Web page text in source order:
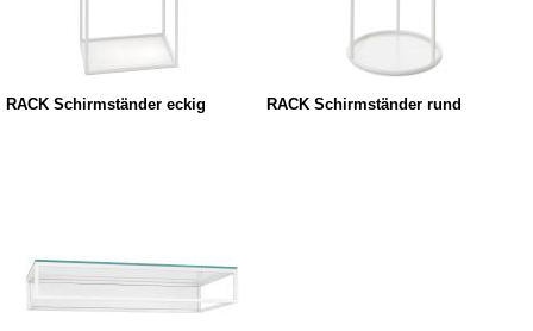
RACK Schirmständer eckig RACK Schirmständer rund